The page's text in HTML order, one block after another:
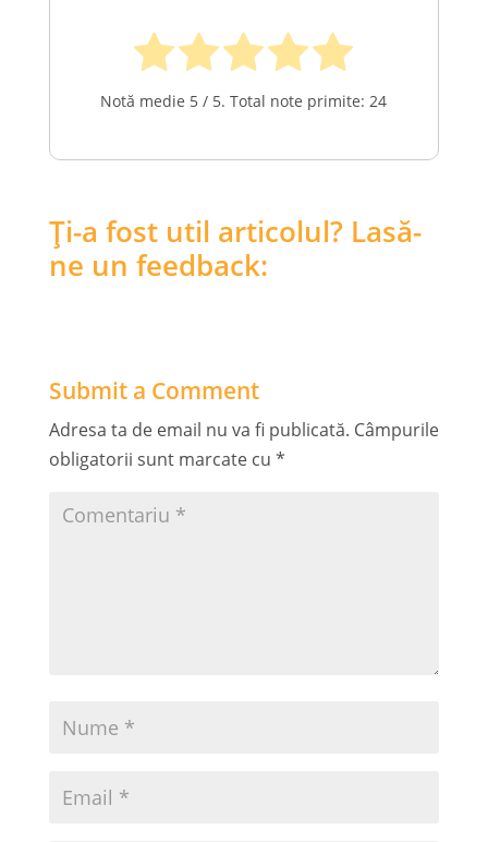
Notă medie 5 / 5. Total note primite:24
Ți-a fost util articolul? Lasă-
ne un feedback:
Submit a Comment
Adresa ta de email nu va fi publicată. Câmpurile
obligatorii sunt marcate cu *